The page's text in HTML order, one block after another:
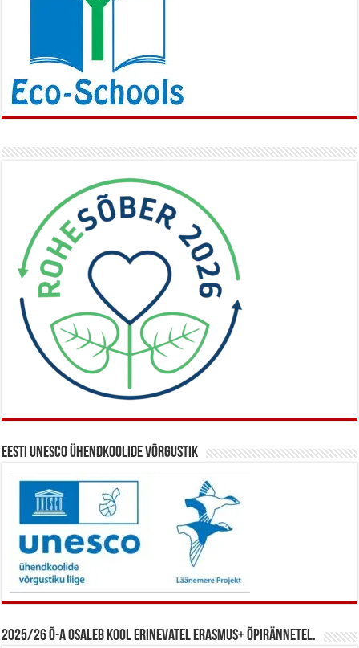
Eesti UNESCO ühendkoolide võrgustik
2025/26 õ-a osaleb kool erinevatel Erasmus+ õpirännetel.